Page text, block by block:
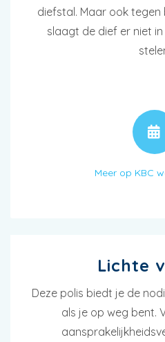
diefstal. Maar ook tegen
slaagt de dief er niet
Meer op KBC
Lichte
Deze polis biedt je de
als je op weg bent.